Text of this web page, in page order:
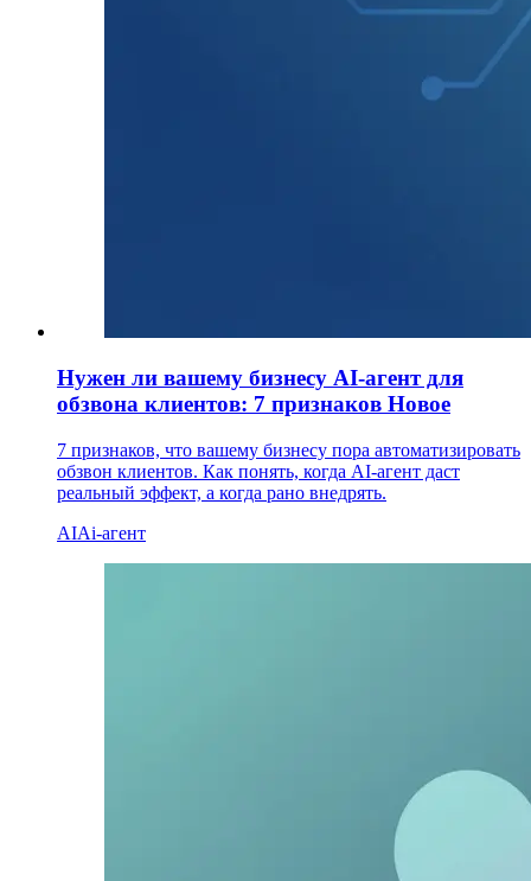
Нужен ли вашему бизнесу AI-агент для
обзвона клиентов: 7 признаков Новое
7 признаков, что вашему бизнесу пора автоматизировать
обзвон клиентов. Как понять, когда AI-агент даст
реальный эффект, а когда рано внедрять.
AIAi-агент